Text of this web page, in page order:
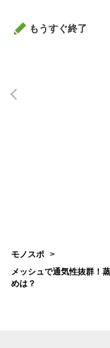
もうすぐ終了
モノスポ
メッシュで通気性抜群！
めは？